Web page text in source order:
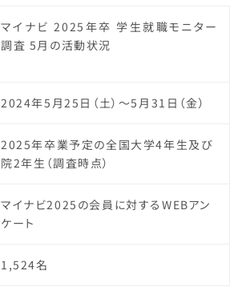
マイナビ 2025年卒 学生就職モニター
調査 5月の活動状況
2024年5月25日（土）～5月31日（金）
2025年卒業予定の全国大学4年生及び
院2年生（調査時点）
マイナビ2025の会員に対するWEBアン
ケート
1,524名